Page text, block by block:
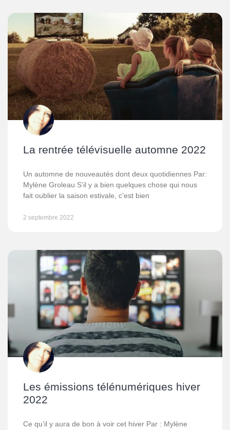
La rentrée télévisuelle automne 2022
Un automne de nouveautés dont deux quotidiennes Par:
Mylène Groleau S’il y a bien quelques chose qui nous
fait oublier la saison estivale, c’est bien
2 septembre 2022
Les émissions télénumériques hiver
2022
Ce qu’il y aura de bon à voir cet hiver Par : Mylène